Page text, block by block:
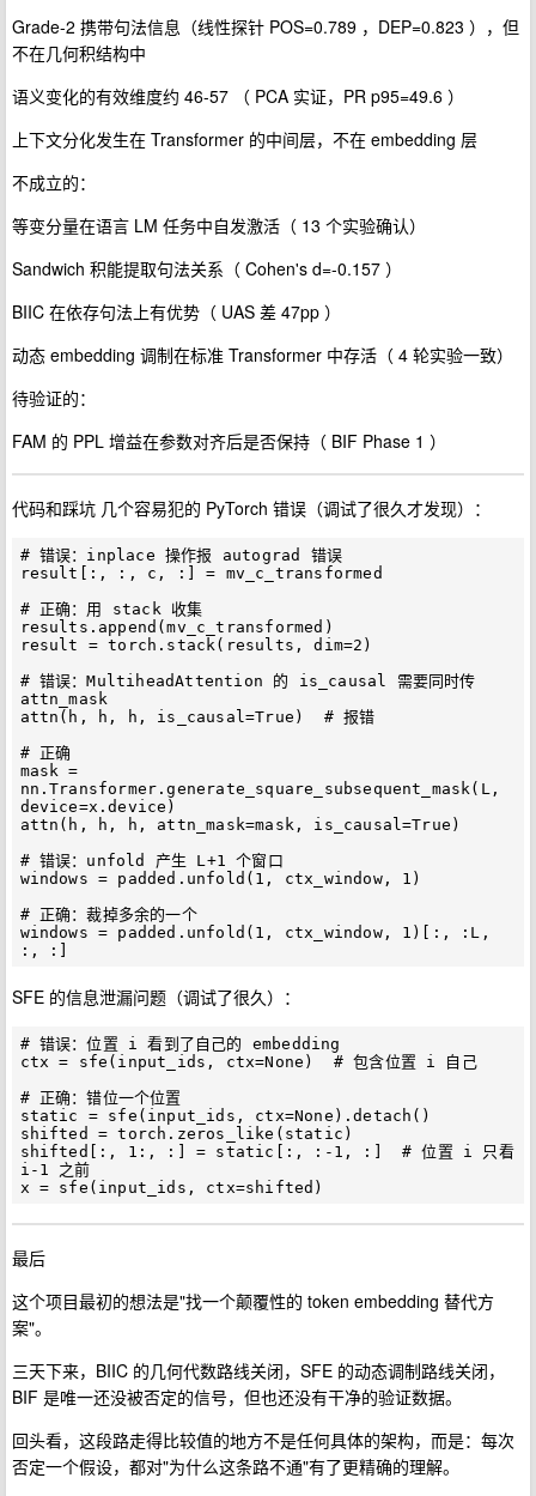
Grade-2 携带句法信息（线性探针 POS=0.789 ，DEP=0.823 ），但
不在几何积结构中
语义变化的有效维度约 46-57 （ PCA 实证，PR p95=49.6 ）
上下文分化发生在 Transformer 的中间层，不在 embedding 层
不成立的：
等变分量在语言 LM 任务中自发激活（ 13 个实验确认）
Sandwich 积能提取句法关系（ Cohen's d=-0.157 ）
BIIC 在依存句法上有优势（ UAS 差 47pp ）
动态 embedding 调制在标准 Transformer 中存活（ 4 轮实验一致）
待验证的：
FAM 的 PPL 增益在参数对齐后是否保持（ BIF Phase 1 ）
代码和踩坑 几个容易犯的 PyTorch 错误（调试了很久才发现）：
# 错误：inplace 操作报 autograd 错误
result[:, :, c, :] = mv_c_transformed
# 正确：用 stack 收集
results.append(mv_c_transformed)
result = torch.stack(results, dim=2)
# 错误：MultiheadAttention 的 is_causal 需要同时传
attn_mask
attn(h, h, h, is_causal=True)  # 报错
# 正确
mask =
nn.Transformer.generate_square_subsequent_mask(L,
device=x.device)
attn(h, h, h, attn_mask=mask, is_causal=True)
# 错误：unfold 产生 L+1 个窗口
windows = padded.unfold(1, ctx_window, 1)
# 正确：裁掉多余的一个
windows = padded.unfold(1, ctx_window, 1)[:, :L,
SFE 的信息泄漏问题（调试了很久）：
# 错误：位置 i 看到了自己的 embedding
ctx = sfe(input_ids, ctx=None)  # 包含位置 i 自己
# 正确：错位一个位置
static = sfe(input_ids, ctx=None).detach()
shifted = torch.zeros_like(static)
shifted[:, 1:, :] = static[:, :-1, :]  # 位置 i 只看
i-1 之前
最后
这个项目最初的想法是"找一个颠覆性的 token embedding 替代方
案"。
三天下来，BIIC 的几何代数路线关闭，SFE 的动态调制路线关闭，
BIF 是唯一还没被否定的信号，但也还没有干净的验证数据。
回头看，这段路走得比较值的地方不是任何具体的架构，而是：每次
否定一个假设，都对"为什么这条路不通"有了更精确的理解。